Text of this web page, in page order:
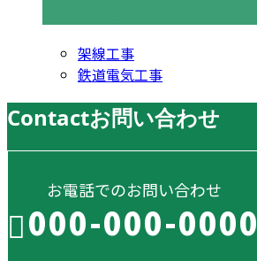
架線工事
鉄道電気工事
Contactお問い合わせ
お電話でのお問い合わせ
000-000-0000